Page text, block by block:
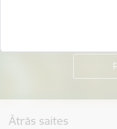
Ātrās saites